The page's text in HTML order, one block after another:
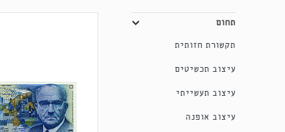
תחום
תקשורת חזותית
עיצוב תכשיטים
עיצוב תעשייתי
עיצוב אופנה